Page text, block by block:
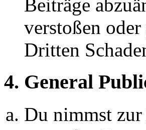
Beiträge
verstoßen
Dritten
4. General
Du nimmst